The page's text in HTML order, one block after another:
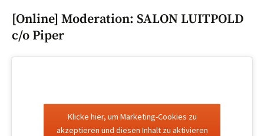
[Online] Moderation: SALON LUITPOLD
c/o Piper
Klicke hier, um Marketing-Cookies zu
akzeptieren und diesen Inhalt zu aktivieren